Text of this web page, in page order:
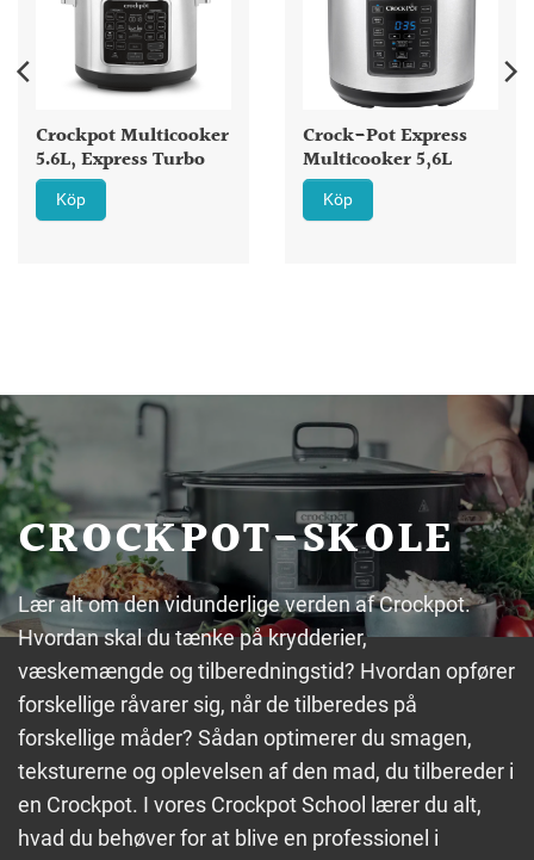
Crockpot Multicooker
5.6L, Express Turbo
Köp
Crock-Pot Express
Multicooker 5,6L
Köp
CROCKPOT-SKOLE
Lær alt om den vidunderlige verden af Crockpot.
Hvordan skal du tænke på krydderier,
væskemængde og tilberedningstid? Hvordan opfører
forskellige råvarer sig, når de tilberedes på
forskellige måder? Sådan optimerer du smagen,
teksturerne og oplevelsen af den mad, du tilbereder i
en Crockpot. I vores Crockpot School lærer du alt,
hvad du behøver for at blive en professionel i